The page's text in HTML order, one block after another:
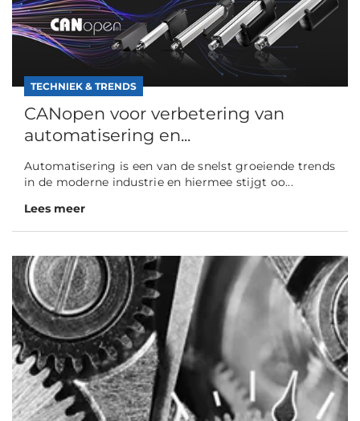
TECHNIEK & TRENDS
CANopen voor verbetering van
automatisering en...
Automatisering is een van de snelst groeiende trends
in de moderne industrie en hiermee stijgt oo...
Lees meer